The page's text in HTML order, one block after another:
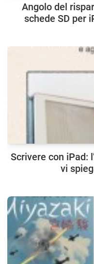
Angolo del
schede SD per
Scrivere con iPad:
vi